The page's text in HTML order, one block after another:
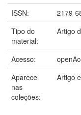
ISSN:
2179-
Tipo do
material:
Artigo
Acesso:
Aparece
nas
coleções:
Artigo